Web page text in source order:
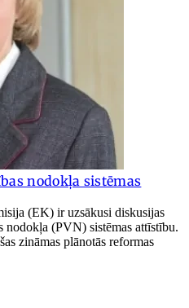
nodokļa sistēmas
(EK) ir uzsākusi diskusijas
nodokļa (PVN) sistēmas attīstību.
zināmas plānotās reformas